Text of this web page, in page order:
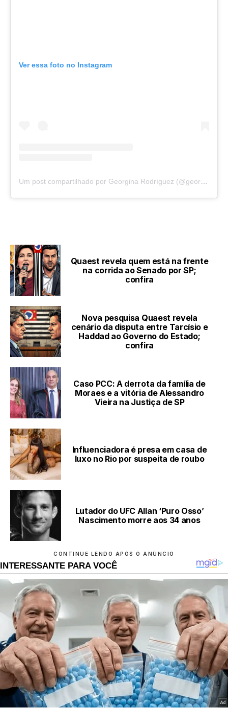
Ver essa foto no Instagram
Um post compartilhado por Georgina Rodríguez (@georginagio)
Quaest revela quem está na frente
na corrida ao Senado por SP;
confira
Nova pesquisa Quaest revela
cenário da disputa entre Tarcísio e
Haddad ao Governo do Estado;
confira
Caso PCC: A derrota da família de
Moraes e a vitória de Alessandro
Vieira na Justiça de SP
Influenciadora é presa em casa de
luxo no Rio por suspeita de roubo
Lutador do UFC Allan ‘Puro Osso’
Nascimento morre aos 34 anos
CONTINUE LENDO APÓS O ANÚNCIO
INTERESSANTE PARA VOCÊ